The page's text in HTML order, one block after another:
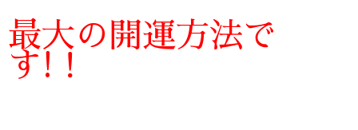
最大の開運方法で
す!！